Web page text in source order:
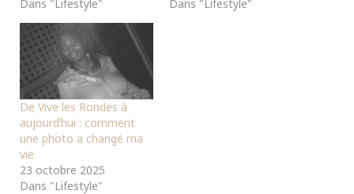
Dans "Lifestyle"
Dans "Lifestyle"
De Vive les Rondes à
aujourd’hui : comment
une photo a changé ma
vie
23 octobre 2025
Dans "Lifestyle"